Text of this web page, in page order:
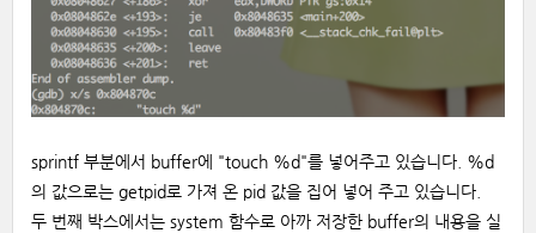
sprintf 부분에서 buffer에 "touch %d"를 넣어주고 있습니다. %d
의 값으로는 getpid로 가져 온 pid 값을 집어 넣어 주고 있습니다.
두 번째 박스에서는 system 함수로 아까 저장한 buffer의 내용을 실